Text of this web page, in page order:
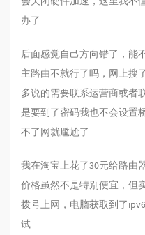
办了
后面感觉自己方向错了，能
主路由不就行了吗，网上搜
多说的需要联系运营商或者
是要到了密码我也不会设置
不了网就尴尬了
我在淘宝上花了30元给路由
价格虽然不是特别便宜，但
拨号上网，电脑获取到了
试